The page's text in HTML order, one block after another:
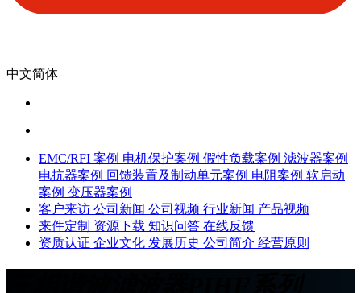
中文简体
EMC/RFI 案例 电机保护案例 假性负载案例 滤波器案例
电抗器案例 回馈装置及制动单元案例 电阻案例 软启动
案例 变压器案例
客户来访 公司新闻 公司视频 行业新闻 产品视频
来件定制 资源下载 知识问答 在线反馈
资质认证 企业文化 发展历史 公司简介 经营原则